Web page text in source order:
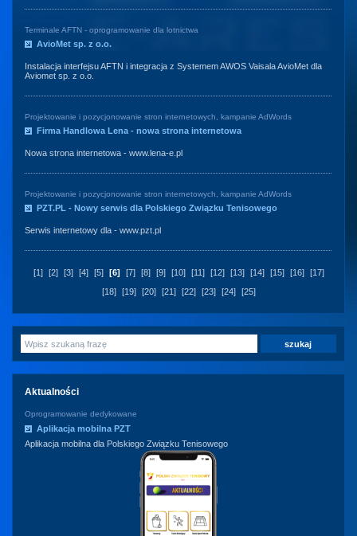
Terminale AFTN - oprogramowanie dla lotnictwa
AvioMet sp. z o.o.
Instalacja interfejsu AFTN i integracja z Systemem AWOS Vaisala AvioMet dla
Aviomet sp. z o.o.
Projektowanie i pozycjonowanie stron internetowych, kampanie AdWords
Firma Handlowa Lena - nowa strona internetowa
Nowa strona internetowa - www.lena-e.pl
Projektowanie i pozycjonowanie stron internetowych, kampanie AdWords
PZT.PL - Nowy serwis dla Polskiego Związku Tenisowego
Serwis internetowy dla - www.pzt.pl
[1] [2] [3] [4] [5] [6] [7] [8] [9] [10] [11] [12] [13] [14] [15] [16]
[17]
[18]
[19] [20] [21] [22] [23] [24] [25]
Aktualności
Oprogramowanie dedykowane
Aplikacja mobilna PZT
Aplikacja mobilna dla Polskiego Związku Tenisowego